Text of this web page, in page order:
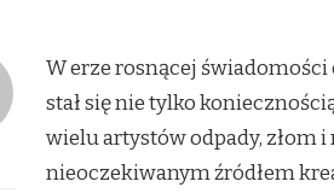
W erze rosnącej
stał się nie tylko
wielu artystów odpady, złom
nieoczekiwanym źródłem